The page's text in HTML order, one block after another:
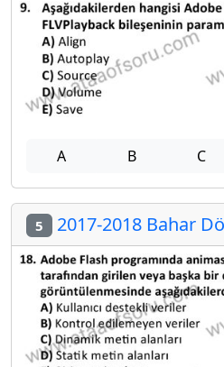
A B C
5 2017-2018 Bahar